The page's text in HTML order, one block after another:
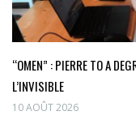
“OMEN” : PIERRE TO A
L’INVISIBLE
10 AOÛT 2026